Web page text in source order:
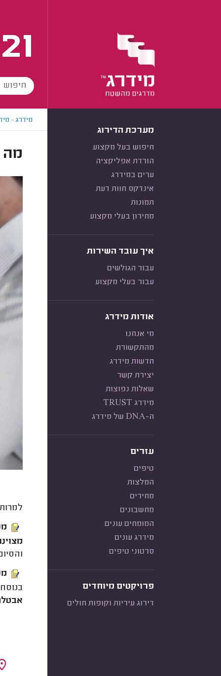
מערכת הדירוג
חיפוש בעל מקצוע
הורדת אפליקציה
ערים במידרג
אינדקס חוות דעת
תמונות
מחירון בעלי מקצוע
איך עובד השירות
עבור הגולשים
עבור בעלי מקצוע
אודות מידרג
מי אנחנו
מהתקשורת
חדשות מידרג
יצירת קשר
שאלות נפוצות
מידרג TRUST
ה-DNA של מידרג
עזרים
טיפים
המלצות
מחירים
מחשבונים
המומחים עונים
מידרג עונים
סרטוני טיפים
פרויקטים מיוחדים
דירוג עיריות וקופות חולים
מידרג>
מה